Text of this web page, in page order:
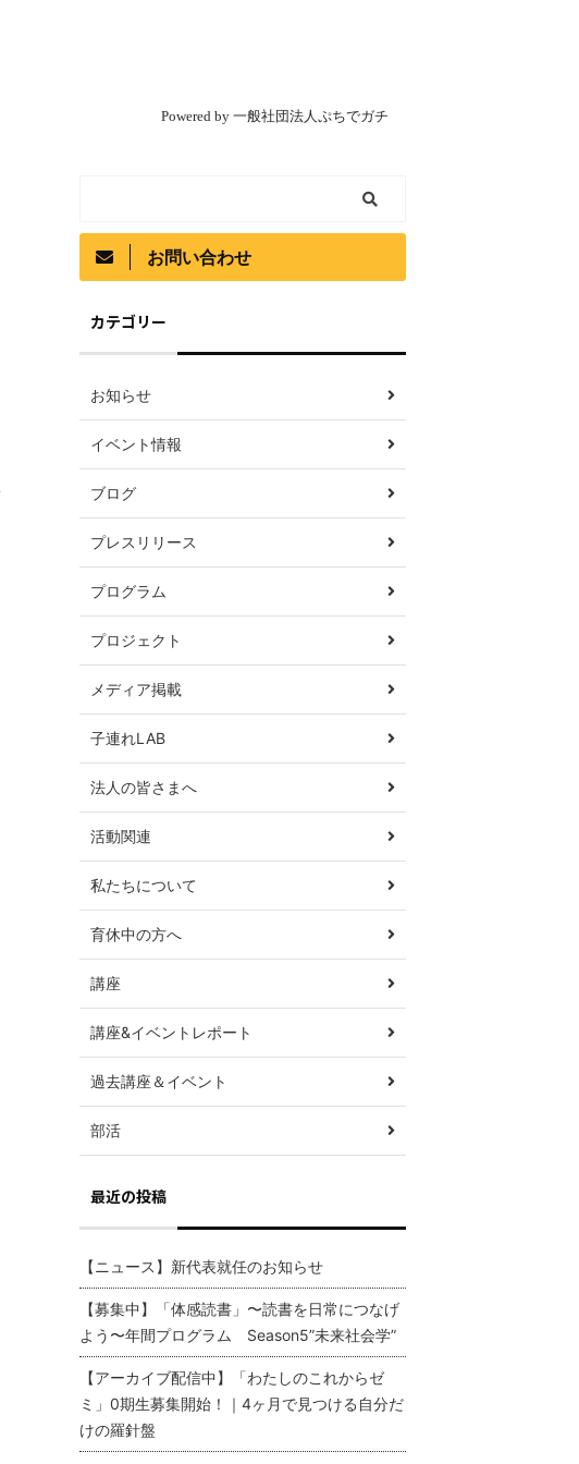
Powered by 一般社団法人ぷちでガチ
お問い合わせ
カテゴリー
お知らせ
イベント情報
ブログ
プレスリリース
プログラム
プロジェクト
メディア掲載
子連れLAB
法人の皆さまへ
活動関連
私たちについて
育休中の方へ
講座
講座&イベントレポート
過去講座＆イベント
部活
最近の投稿
【ニュース】新代表就任のお知らせ
【募集中】「体感読書」〜読書を日常につなげ
よう〜年間プログラム Season5”未来社会学”
【アーカイブ配信中】「わたしのこれからゼ
ミ」0期生募集開始！｜4ヶ月で見つける自分だ
けの羅針盤